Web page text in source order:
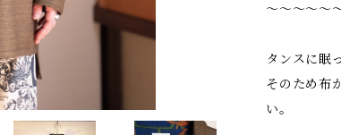
〜〜〜〜〜
タンスに眠
そのため布
い。